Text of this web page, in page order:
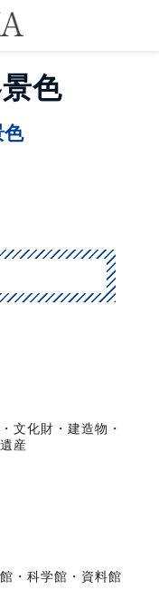
色
色
文化財・建造物・
産
・科学館・資料館